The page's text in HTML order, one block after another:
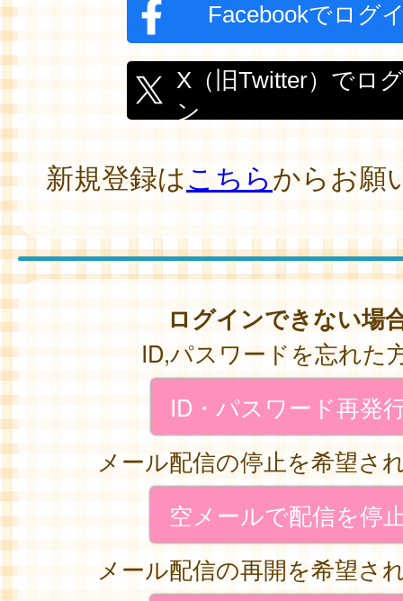
Facebookでログ
X（旧Twitter）でロ
ン
新規登録はこちらからお願
ログインできない場
ID,パスワードを忘れた
ID・パスワード再発
メール配信の停止を希望さ
空メールで配信を停
メール配信の再開を希望さ